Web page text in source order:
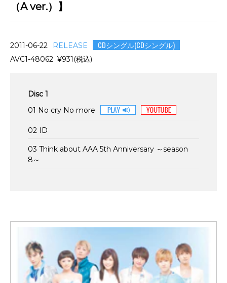
（A ver.）】
2011-06-22 RELEASE CDシングル(CDシングル)
AVC1-48062 ¥931(税込)
Disc 1
01 No cry No more
02 ID
03 Think about AAA 5th Anniversary ～season
8～